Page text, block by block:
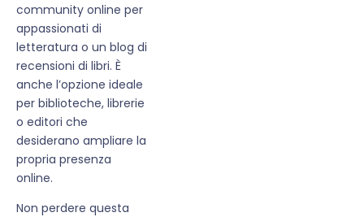
community online per
appassionati di
letteratura o un blog di
recensioni di libri. È
anche l’opzione ideale
per biblioteche, librerie
o editori che
desiderano ampliare la
propria presenza
online.
Non perdere questa